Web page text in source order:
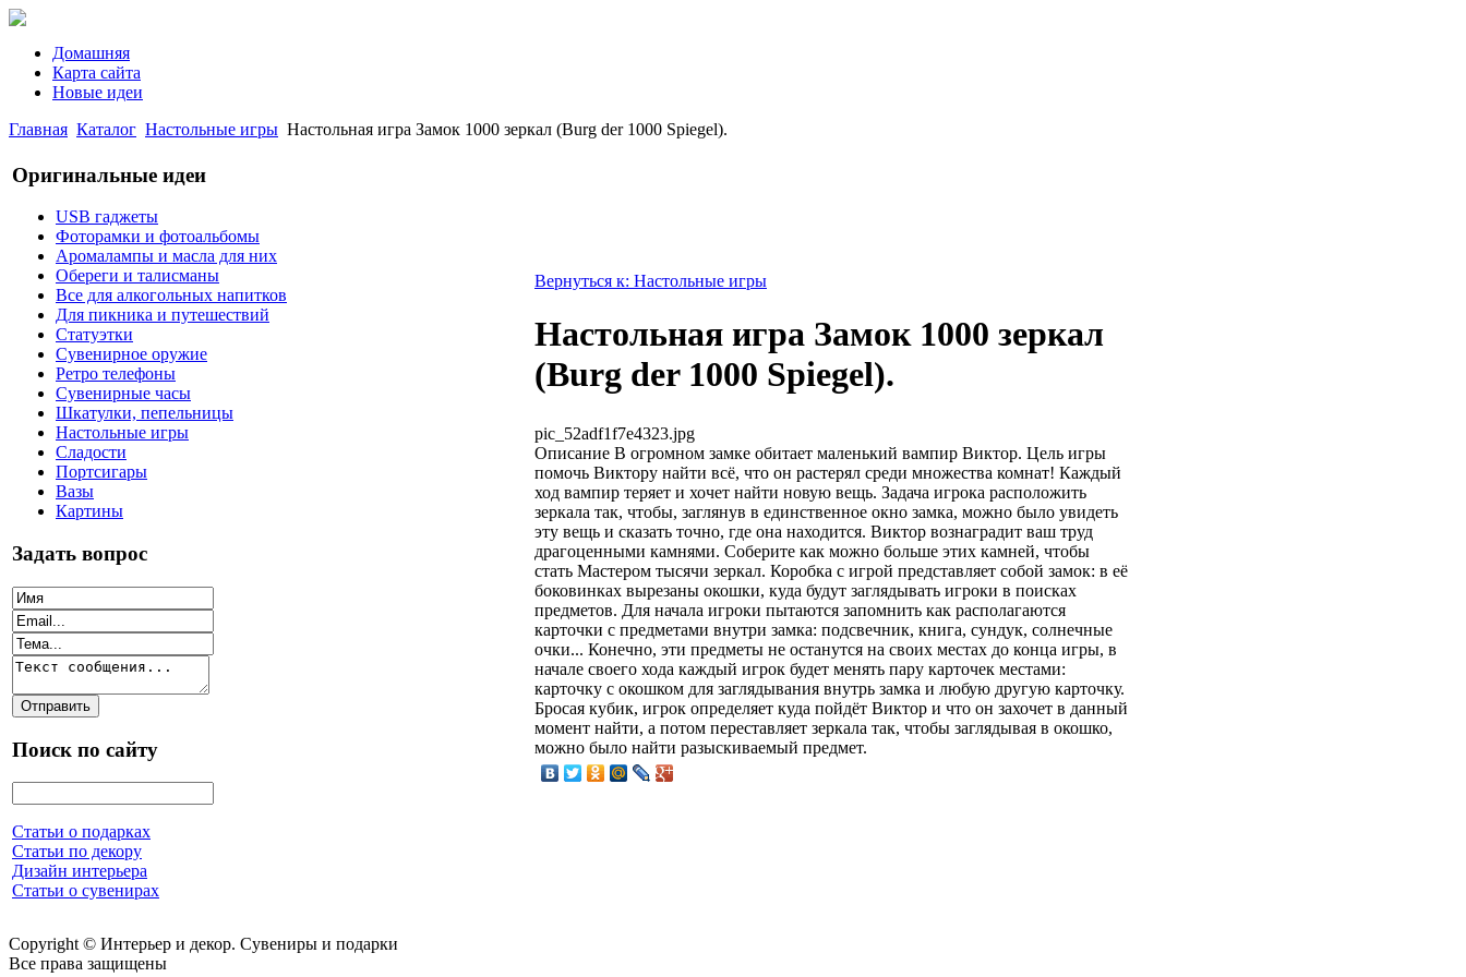
Домашняя
Карта сайта
Новые идеи
Главная Каталог Настольные игры Настольная игра Замок 1000 зеркал (Burg der 1000 Spiegel).
Оригинальные идеи
USB гаджеты
Фоторамки и фотоальбомы
Аромалампы и масла для них
Обереги и талисманы
Все для алкогольных напитков
Для пикника и путешествий
Статуэтки
Сувенирное оружие
Ретро телефоны
Сувенирные часы
Шкатулки, пепельницы
Настольные игры
Сладости
Портсигары
Вазы
Картины
Задать вопрос
Поиск по сайту
Статьи о подарках
Статьи по декору
Дизайн интерьера
Статьи о сувенирах
Вернуться к: Настольные игры
Настольная игра Замок 1000 зеркал
(Burg der 1000 Spiegel).
pic_52adf1f7e4323.jpg
Описание В огромном замке обитает маленький вампир Виктор. Цель игры
помочь Виктору найти всё, что он растерял среди множества комнат! Каждый
ход вампир теряет и хочет найти новую вещь. Задача игрока расположить
зеркала так, чтобы, заглянув в единственное окно замка, можно было увидеть
эту вещь и сказать точно, где она находится. Виктор вознаградит ваш труд
драгоценными камнями. Соберите как можно больше этих камней, чтобы
стать Мастером тысячи зеркал. Коробка с игрой представляет собой замок: в её
боковинках вырезаны окошки, куда будут заглядывать игроки в поисках
предметов. Для начала игроки пытаются запомнить как располагаются
карточки с предметами внутри замка: подсвечник, книга, сундук, солнечные
очки... Конечно, эти предметы не останутся на своих местах до конца игры, в
начале своего хода каждый игрок будет менять пару карточек местами:
карточку с окошком для заглядывания внутрь замка и любую другую карточку.
Бросая кубик, игрок определяет куда пойдёт Виктор и что он захочет в данный
момент найти, а потом переставляет зеркала так, чтобы заглядывая в окошко,
можно было найти разыскиваемый предмет.
Copyright © Интерьер и декор. Сувениры и подарки
Все права защищены